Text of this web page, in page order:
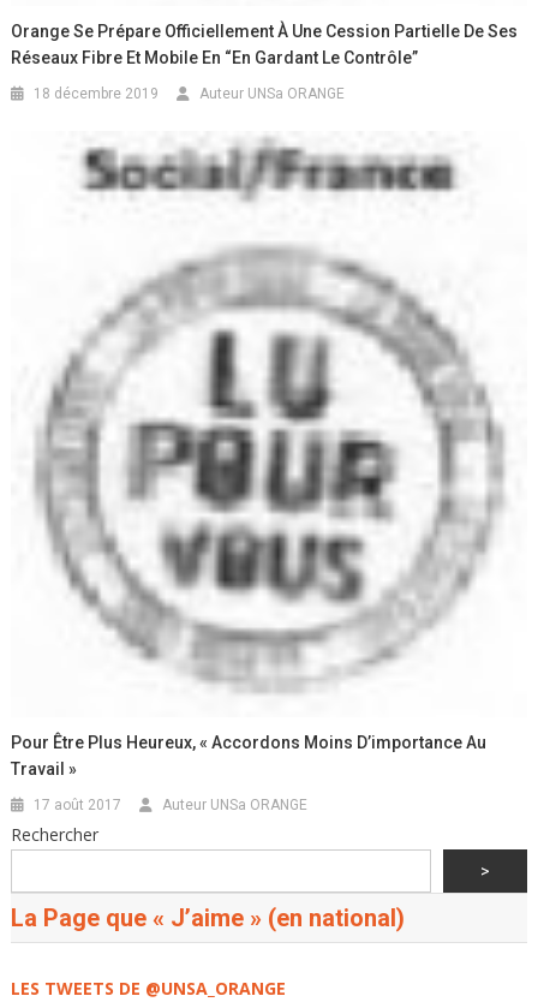
Orange Se Prépare Officiellement À Une Cession Partielle De Ses
Réseaux Fibre Et Mobile En “en Gardant Le Contrôle”
18 décembre 2019 Auteur UNSa ORANGE
Pour Être Plus Heureux, « Accordons Moins D’importance Au
Travail »
17 août 2017 Auteur UNSa ORANGE
Rechercher
>
La Page que « J’aime » (en national)
LES TWEETS DE @UNSA_ORANGE